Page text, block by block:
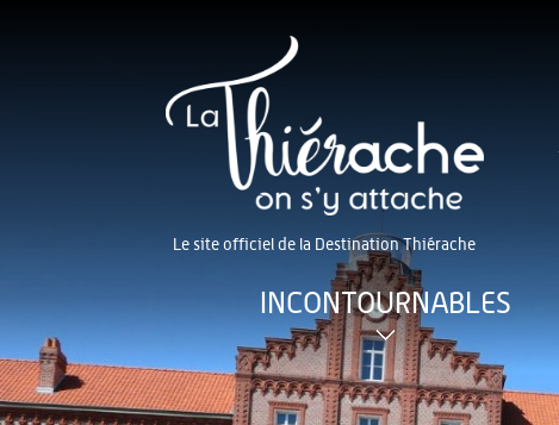
Le site officiel de la Destination Thiérache
INCONTOURNABLES